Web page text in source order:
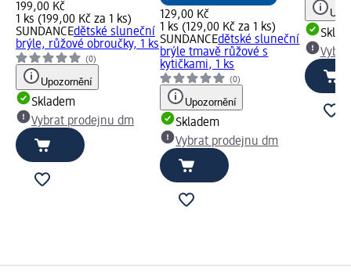
199,00 Kč
1 ks (199,00 Kč za 1 ks)
SUNDANCEdětské sluneční
brýle, růžové obroučky, 1 ks
(0)
Upozornění
Skladem
Vybrat prodejnu dm
129,00 Kč
1 ks (129,00 Kč za 1 ks)
SUNDANCEdětské sluneční
brýle tmavě růžové s
kytičkami, 1 ks
(0)
Upozornění
Skladem
Vybrat prodejnu dm